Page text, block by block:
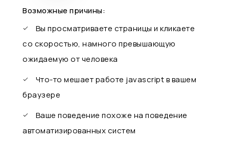
Возможные причины:
Вы просматриваете страницы и кликаете
со скоростью, намного превышающую
ожидаемую от человека
Что-то мешает работе javascript в вашем
браузере
Ваше поведение похоже на поведение
автоматизированных систем